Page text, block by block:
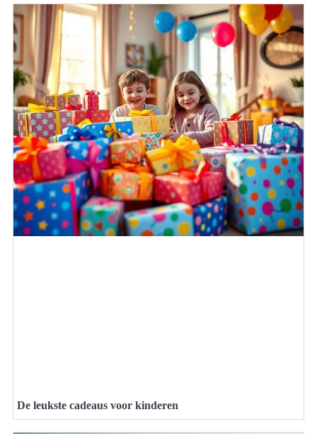
De leukste cadeaus voor kinderen